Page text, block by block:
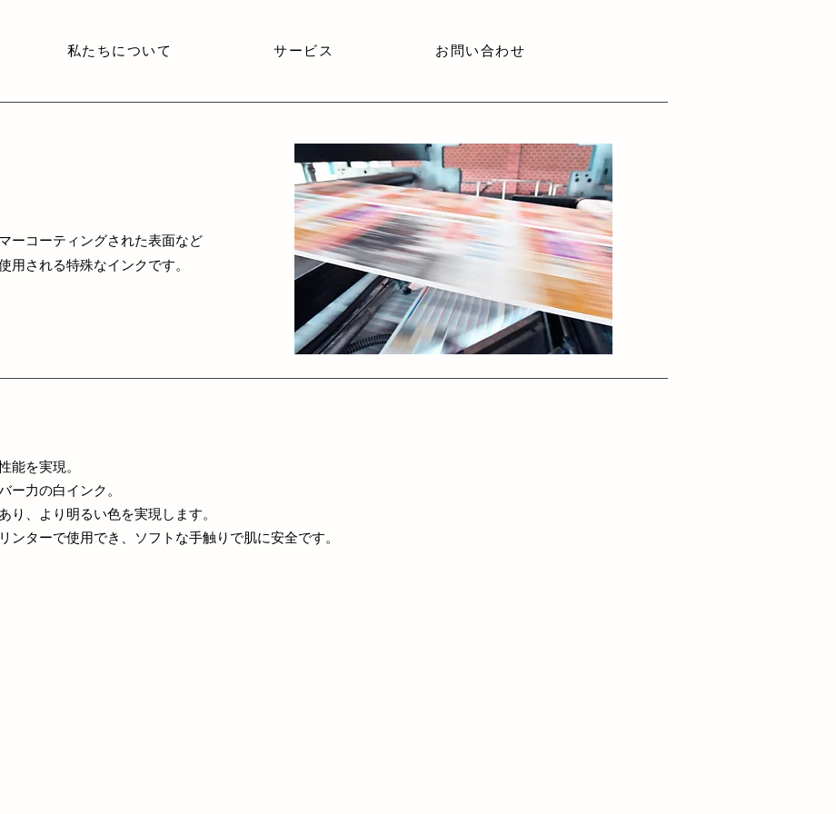
私たちについて サービス お問い合わせ
ーコーティングされた表面など
用される特殊なインクです。
能を実現。
ー力の白インク。
り、より明るい色を実現します。
ンターで使用でき、ソフトな手触りで肌に安全です。